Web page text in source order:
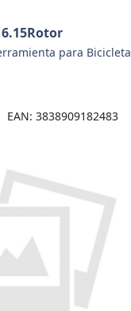
para Bicicleta
EAN: 3838909182483